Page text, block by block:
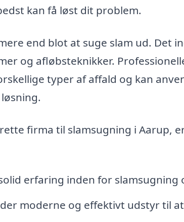
kan få løst dit problem.
end blot at suge slam ud. Det
og afløbsteknikker.
typer af affald og kan
firma til slamsugning i Aarup,
erfaring inden for slamsugning
moderne og effektivt udstyr til